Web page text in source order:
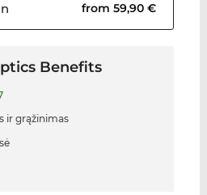
from 59,90 €
Benefits
ir grąžinimas